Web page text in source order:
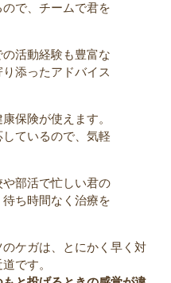
で、チームで君を
活動経験も豊富な
添ったアドバイス
保険が使えます。
ているので、気軽
部活で忙しい君の
ち時間なく治療を
ケガは、とにかく早く対
です。